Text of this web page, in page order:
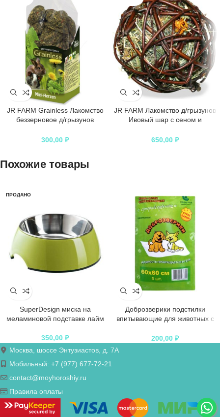
JR FARM Grainless Лакомство
беззерновое д/грызунов
300,00 ₽
JR FARM Лакомство д/грызунов
Ивовый шар с сеном и
650,00 ₽
Похожие товары
ПРОДАНО
SuperDesign миска на
меламиновой подставке лайм
350,00 ₽
Доброзверики подстилки
впитывающие для животных с
шт. “Сухие лапки”
200,00 ₽
Москва, шоссе Энтузиастов, д. 7А
Мобильный: +7 (977) 677-72-21
contact@moyhoroshiy.ru
Правила оплаты